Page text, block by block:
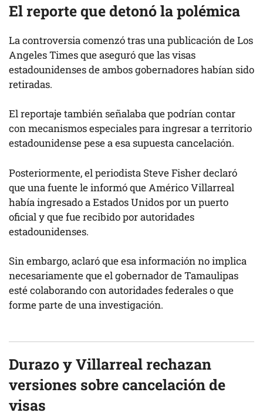
El reporte que detonó la polémica
La controversia comenzó tras una publicación de Los
Angeles Times que aseguró que las visas
estadounidenses de ambos gobernadores habían sido
retiradas.
El reportaje también señalaba que podrían contar
con mecanismos especiales para ingresar a territorio
estadounidense pese a esa supuesta cancelación.
Posteriormente, el periodista Steve Fisher declaró
que una fuente le informó que Américo Villarreal
había ingresado a Estados Unidos por un puerto
oficial y que fue recibido por autoridades
estadounidenses.
Sin embargo, aclaró que esa información no implica
necesariamente que el gobernador de Tamaulipas
esté colaborando con autoridades federales o que
forme parte de una investigación.
Durazo y Villarreal rechazan
versiones sobre cancelación de
visas